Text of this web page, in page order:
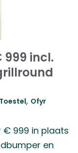
999 incl.
, Ofyr
€ 999 in plaats
en